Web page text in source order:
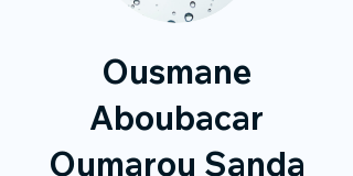
Ousmane
Aboubacar
Oumarou Sanda